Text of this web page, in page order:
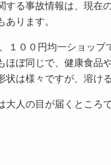
る事故情報は、現在
あります。
００円均一ショップ
ほぼ同じで、健康食品
は様々ですが、溶け
人の目が届くところ